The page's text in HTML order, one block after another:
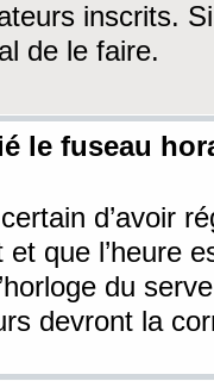
inscrits.
de le faire.
le fuseau
d’avoir
que l’heure
du
devront la